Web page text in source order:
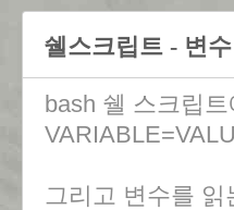
쉘스크립트 - 변
bash 쉘 스크립
그리고 변수를 읽